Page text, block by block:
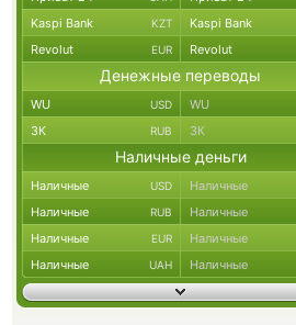
Kaspi Bank KZT Kaspi Bank
Revolut EUR Revolut
Денежные переводы
WU USD WU
ЗК RUB ЗК
Наличные деньги
Наличные USD Наличные
Наличные RUB Наличные
Наличные EUR Наличные
Наличные UAH Наличные